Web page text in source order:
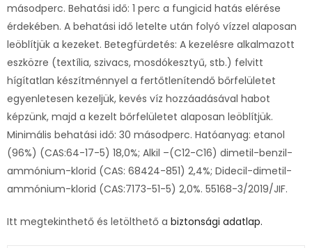
másodperc. Behatási idő: 1 perc a fungicid hatás elérése
érdekében. A behatási idő letelte után folyó vízzel alaposan
leöblítjük a kezeket. Betegfürdetés: A kezelésre alkalmazott
eszközre (textília, szivacs, mosdókesztyű, stb.) felvitt
hígítatlan készítménnyel a fertőtlenítendő bőrfelületet
egyenletesen kezeljük, kevés víz hozzáadásával habot
képzünk, majd a kezelt bőrfelületet alaposan leöblítjük.
Minimális behatási idő: 30 másodperc. Hatóanyag: etanol
(96%) (CAS:64-17-5) 18,0%; Alkil –(C12-C16) dimetil-benzil-
ammónium-klorid (CAS: 68424-851) 2,4%; Didecil-dimetil-
ammónium-klorid (CAS:7173-51-5) 2,0%. 55168-3/2019/JIF.
Itt megtekinthető és letölthető a biztonsági adatlap.